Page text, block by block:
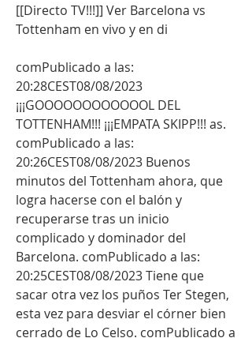
[[Directo TV!!!]] Ver Barcelona vs
Tottenham en vivo y en di
comPublicado a las:
20:28CEST08/08/2023
¡¡¡GOOOOOOOOOOOOL DEL
TOTTENHAM!!! ¡¡¡EMPATA SKIPP!!! as.
comPublicado a las:
20:26CEST08/08/2023 Buenos
minutos del Tottenham ahora, que
logra hacerse con el balón y
recuperarse tras un inicio
complicado y dominador del
Barcelona. comPublicado a las:
20:25CEST08/08/2023 Tiene que
sacar otra vez los puños Ter Stegen,
esta vez para desviar el córner bien
cerrado de Lo Celso. comPublicado a